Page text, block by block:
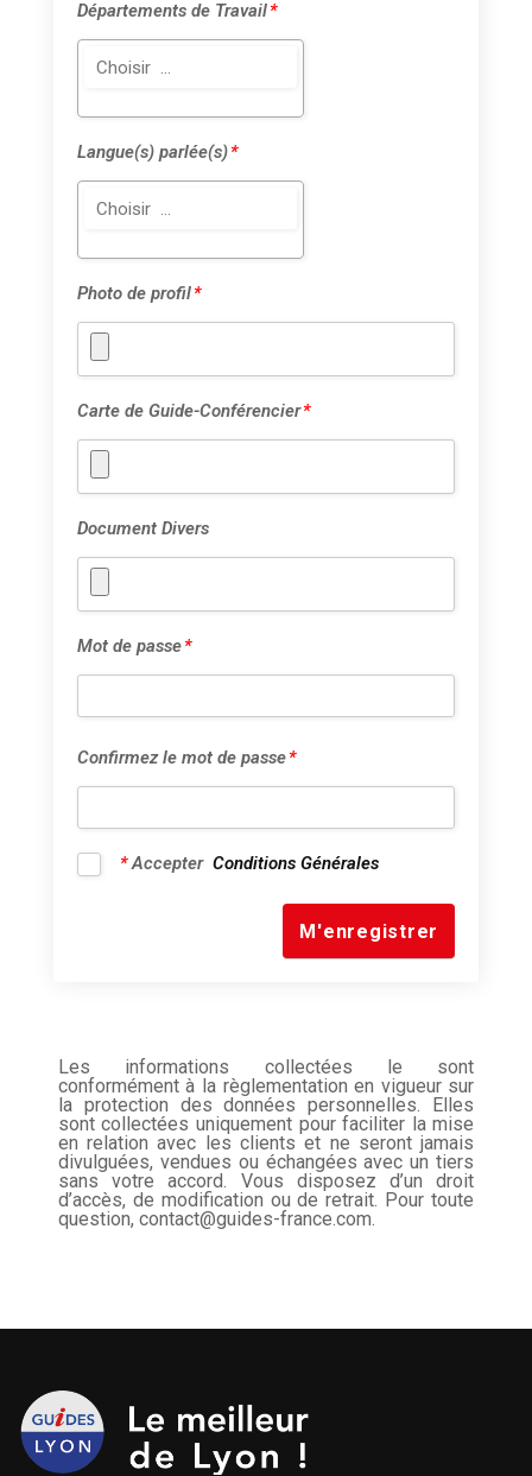
Départements de Travail*
Langue(s) parlée(s)*
Photo de profil*
Carte de Guide-Conférencier*
Document Divers
Mot de passe*
Confirmez le mot de passe*
*Accepter Conditions Générales
Les informations collectées le sont
conformément à la règlementation en vigueur sur
la protection des données personnelles. Elles
sont collectées uniquement pour faciliter la mise
en relation avec les clients et ne seront jamais
divulguées, vendues ou échangées avec un tiers
sans votre accord. Vous disposez d’un droit
d’accès, de modification ou de retrait. Pour toute
question, contact@guides-france.com.